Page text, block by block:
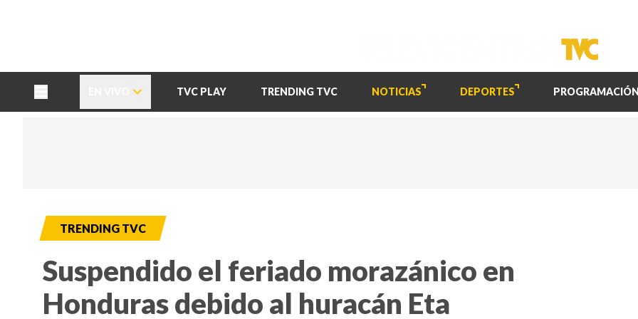
TVC PLAY TRENDING TVC NOTICIAS DEPORTES PROGRAMACIÓN
TRENDING TVC
Suspendido el feriado morazánico en
Honduras debido al huracán Eta